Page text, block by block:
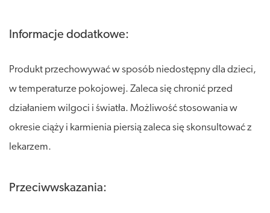
Informacje dodatkowe:
Produkt przechowywać w sposób niedostępny dla dzieci,
w temperaturze pokojowej. Zaleca się chronić przed
działaniem wilgoci i światła. Możliwość stosowania w
okresie ciąży i karmienia piersią zaleca się skonsultować z
lekarzem.
Przeciwwskazania: